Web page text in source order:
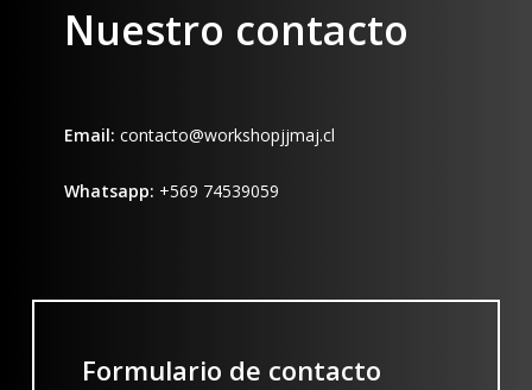
Nuestro contacto
Email: contacto@workshopjjmaj.cl
Whatsapp: +569 74539059
Formulario de contacto